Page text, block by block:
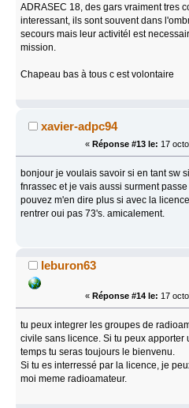
ADRASEC 18, des gars vraiment tres
interessant, ils sont souvent dans
secours mais leur activitél est
mission.
Chapeau bas à tous c est volontaire
xavier-adpc94
« Réponse #13 le: 17
bonjour je voulais savoir si en tant sw
fnrassec et je vais aussi surment
pouvez m'en dire plus si avec la
rentrer oui pas 73's. amicalement.
leburon63
« Réponse #14 le: 17
tu peux integrer les groupes de
civile sans licence. Si tu peux apporter
temps tu seras toujours le bienvenu.
Si tu es interressé par la licence, je
moi meme radioamateur.